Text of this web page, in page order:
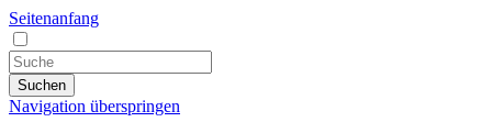
Seitenanfang
Suchen
Navigation überspringen